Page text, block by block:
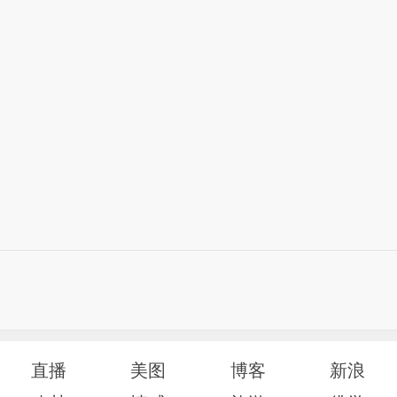
直播 美图 博客
新浪